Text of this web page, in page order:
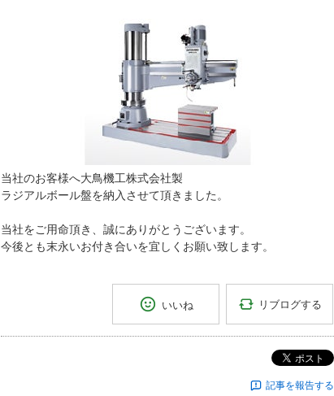
当社のお客様へ大鳥機工株式会社製
ラジアルボール盤を納入させて頂きました。
当社をご用命頂き、誠にありがとうございます。
今後とも末永いお付き合いを宜しくお願い致します。
いいね リブログする
ポスト
記事を報告する